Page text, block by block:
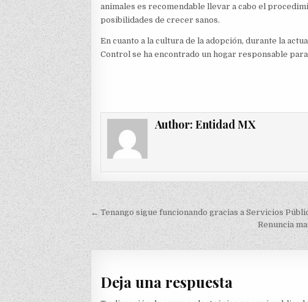
animales es recomendable llevar a cabo el
posibilidades de crecer sanos.
En cuanto a la cultura de la adopción, durante la
Control se ha encontrado un hogar responsable
Author: Entidad MX
Navegación
de
entradas
← Tenango sigue funcionando gracias a Servicios
Renuncia
Deja una respuesta